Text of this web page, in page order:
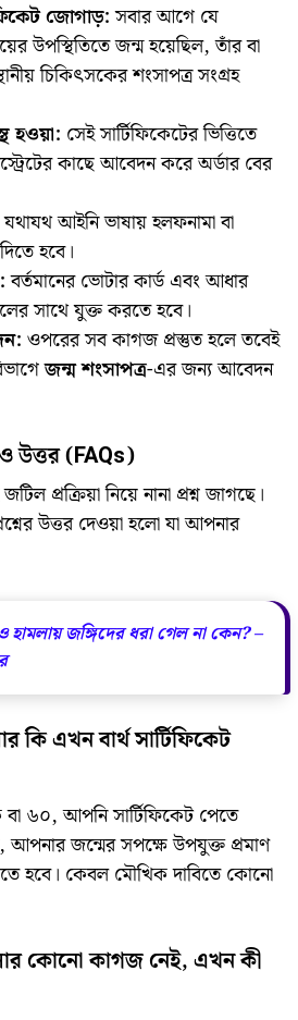
জোগাড়:সবার আগে যে
উপস্থিতিতে জন্ম হয়েছিল, তাঁর বা
চিকিৎসকের শংসাপত্র সংগ্রহ
হওয়া: সেই সার্টিফিকেটের ভিত্তিতে
কাছে আবেদন করে অর্ডার বের
যথাযথ আইনি ভাষায় হলফনামা বা
হবে।
বর্তমানের ভোটার কার্ড এবং আধার
সাথে যুক্ত করতে হবে।
ওপরের সব কাগজ প্রস্তুত হলে তবেই
জন্ম শংসাপত্র-এর জন্য আবেদন
ও উত্তর (FAQs)
প্রক্রিয়া নিয়ে নানা প্রশ্ন জাগছে।
উত্তর দেওয়া হলো যা আপনার
হামলায় জঙ্গিদের ধরা গেল না কেন? –
এখন বার্থ সার্টিফিকেট
৬০, আপনি সার্টিফিকেট পেতে
আপনার জন্মের সপক্ষে উপযুক্ত প্রমাণ
হবে। কেবল মৌখিক দাবিতে কোনো
কোনো কাগজ নেই, এখন কী